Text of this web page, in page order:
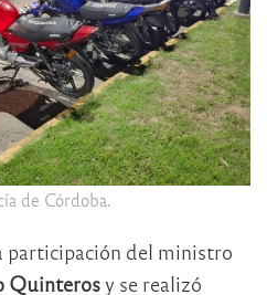
de Córdoba.
participación del ministro
Quinterosy se realizó